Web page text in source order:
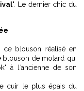
". Le dernier chic du
ce blouson réalisé en
blouson de motard qui
à l'ancienne de son
cuir le plus épais du